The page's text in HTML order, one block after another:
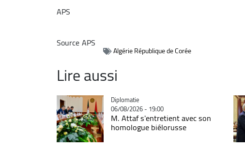
APS
SourceAPS
Algérie République de Corée
Lire aussi
Catégorie
Diplomatie
06/08/2026 - 19:00
M. Attaf s'entretient avec son
homologue biélorusse